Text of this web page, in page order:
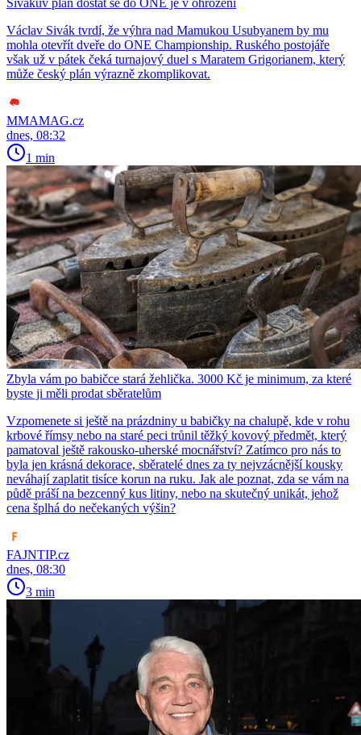
Sivákův plán dostat se do ONE je v ohrožení
Václav Sivák tvrdí, že výhra nad Mamukou Usubyanem by mu
mohla otevřít dveře do ONE Championship. Ruského postojáře
však už v pátek čeká turnajový duel s Maratem Grigorianem, který
může český plán výrazně zkomplikovat.
MMAMAG.cz
dnes, 08:32
1 min
Zbyla vám po babičce stará žehlička. 3000 Kč je minimum, za které
byste ji měli prodat sběratelům
Vzpomenete si ještě na prázdniny u babičky na chalupě, kde v rohu
krbové římsy nebo na staré peci trůnil těžký kovový předmět, který
pamatoval ještě rakousko-uherské mocnářství? Zatímco pro nás to
byla jen krásná dekorace, sběratelé dnes za ty nejvzácnější kousky
neváhají zaplatit tisíce korun na ruku. Jak ale poznat, zda se vám na
půdě práší na bezcenný kus litiny, nebo na skutečný unikát, jehož
cena šplhá do nečekaných výšin?
FAJNTIP.cz
dnes, 08:30
3 min